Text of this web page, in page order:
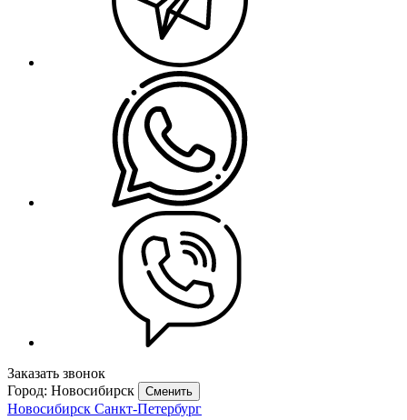
Заказать звонок
Город: Новосибирск
Сменить
Новосибирск Санкт-Петербург